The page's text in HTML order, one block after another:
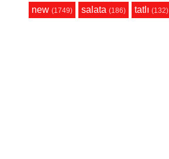
new (1749) salata (186) tatlı (132)